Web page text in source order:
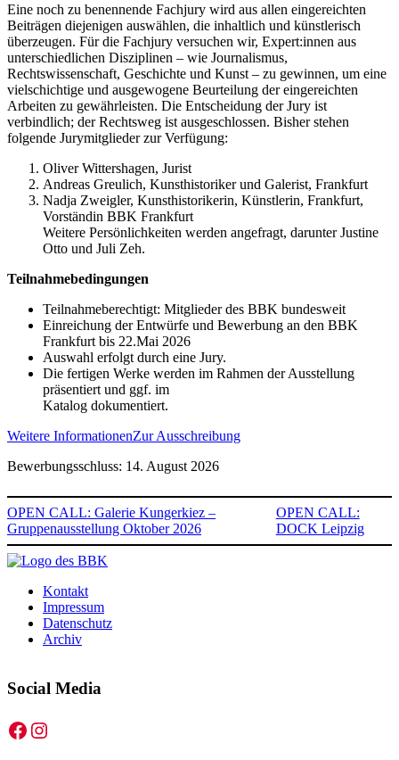
Eine noch zu benennende Fachjury wird aus allen eingereichten
Beiträgen diejenigen auswählen, die inhaltlich und künstlerisch
überzeugen. Für die Fachjury versuchen wir, Expert:innen aus
unterschiedlichen Disziplinen – wie Journalismus,
Rechtswissenschaft, Geschichte und Kunst – zu gewinnen, um eine
vielschichtige und ausgewogene Beurteilung der eingereichten
Arbeiten zu gewährleisten. Die Entscheidung der Jury ist
verbindlich; der Rechtsweg ist ausgeschlossen. Bisher stehen
folgende Jurymitglieder zur Verfügung:
Oliver Wittershagen, Jurist
Andreas Greulich, Kunsthistoriker und Galerist, Frankfurt
Nadja Zweigler, Kunsthistorikerin, Künstlerin, Frankfurt,
Vorständin BBK Frankfurt
Weitere Persönlichkeiten werden angefragt, darunter Justine
Otto und Juli Zeh.
Teilnahmebedingungen
Teilnahmeberechtigt: Mitglieder des BBK bundesweit
Einreichung der Entwürfe und Bewerbung an den BBK
Frankfurt bis 22.Mai 2026
Auswahl erfolgt durch eine Jury.
Die fertigen Werke werden im Rahmen der Ausstellung
präsentiert und ggf. im
Katalog dokumentiert.
Weitere InformationenZur Ausschreibung
Bewerbungsschluss: 14. August 2026
OPEN CALL: Galerie Kungerkiez –
Gruppenausstellung Oktober 2026
OPEN CALL:
DOCK Leipzig
Kontakt
Impressum
Datenschutz
Archiv
Social Media
Facebook
Instagram